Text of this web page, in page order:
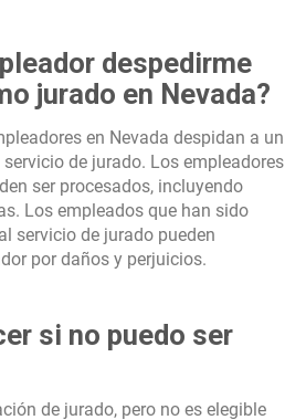
despedirme
jurado en Nevada?
en Nevada despidan a un
de jurado. Los empleadores
ser procesados, incluyendo
Los empleados que han sido
servicio de jurado pueden
por daños y perjuicios.
si no puedo ser
de jurado, pero no es elegible